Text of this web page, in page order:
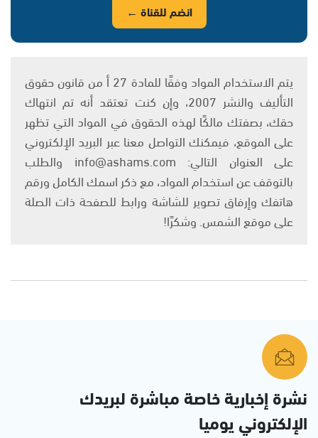
انضم للقناة ←
يتم الاستخدام المواد وفقًا للمادة 27 أ من قانون حقوق
التأليف والنشر 2007، وإن كنت تعتقد أنه تم انتهاك
حقك، بصفتك مالكًا لهذه الحقوق في المواد التي تظهر
على الموقع، فيمكنك التواصل معنا عبر البريد الإلكتروني
على العنوان التالي: info@ashams.com والطلب
بالتوقف عن استخدام المواد، مع ذكر اسمك الكامل ورقم
هاتفك وإرفاق تصوير للشاشة ورابط للصفحة ذات الصلة
على موقع الشمس. وشكرًا!
نشرة إخبارية خاصة مباشرة لبريدك
الإلكتروني يوميا